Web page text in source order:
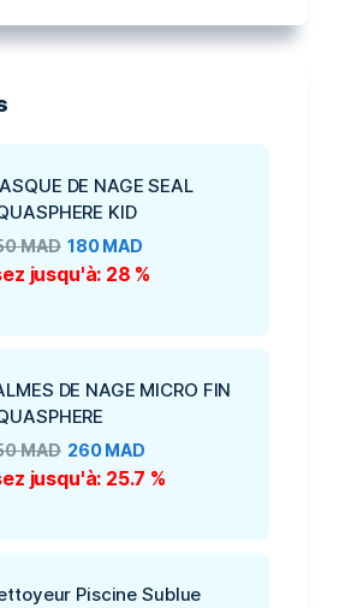
DE NAGE SEAL
KID
MAD 180MAD
jusqu'à: 28 %
DE NAGE MICRO FIN
MAD 260MAD
jusqu'à: 25.7 %
Piscine Sublue